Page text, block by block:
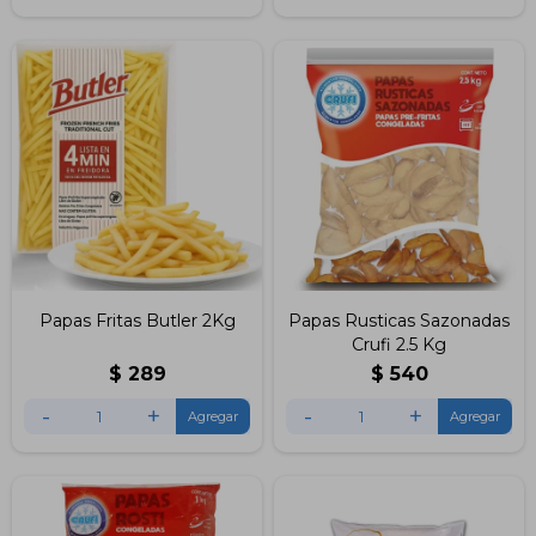
Papas Fritas Butler 2Kg
$ 289
- +
Papas Rusticas Sazonadas
Crufi 2.5 Kg
$ 540
- +